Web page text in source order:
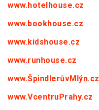
www.hotelhouse.cz
www.bookhouse.cz
www.kidshouse.cz
www.runhouse.cz
www.ŠpindlerůvMlýn.cz
www.VcentruPrahy.cz